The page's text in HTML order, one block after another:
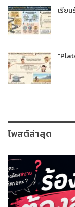
เรีย
โพสต์ล่าสุด